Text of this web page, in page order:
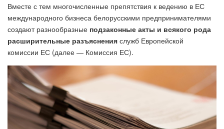
Вместе с тем многочисленные препятствия к ведению в ЕС
международного бизнеса белорусскими предпринимателями
создают разнообразные подзаконные акты и всякого рода
расширительные разъяснения служб Европейской
комиссии ЕС (далее — Комиссия ЕС).